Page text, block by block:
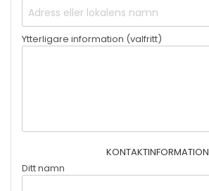
Ytterligare information (valfritt)
KONTAKTINFORMATION
Ditt namn